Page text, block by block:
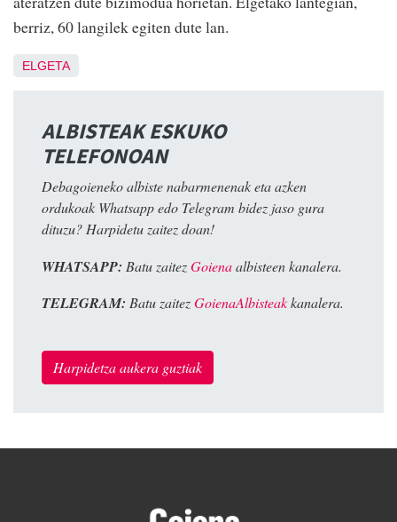
berriz, 60 langilek egiten dute lan.
ELGETA
ALBISTEAK ESKUKO
TELEFONOAN
Debagoieneko albiste nabarmenenak eta azken
ordukoak Whatsapp edo Telegram bidez jaso gura
dituzu? Harpidetu zaitez doan!
WHATSAPP: Batu zaitezGoienaalbisteen kanalera.
TELEGRAM: Batu zaitezGoienaAlbisteakkanalera.
Harpidetza aukera guztiak